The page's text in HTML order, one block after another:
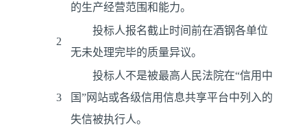
的生产经营范围和能力。
2
投标人报名截止时间前在酒钢各单位
无未处理完毕的质量异议。
3
投标人不是被最高人民法院在“信用中
国”网站或各级信用信息共享平台中列入的
失信被执行人。